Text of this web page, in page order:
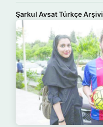
Şarkul Avsat Türkçe Arşivi